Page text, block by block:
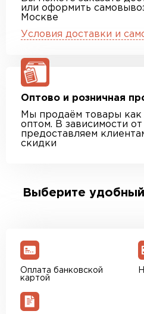
или оформить
Москве
Условия доставки и
Оптово и розничная
Мы продаём товары как
оптом. В зависимости
предоставляем
скидки
Выберите
Оплата банковской
картой